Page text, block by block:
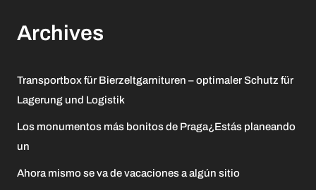
Archives
Transportbox für Bierzeltgarnituren – optimaler Schutz für
Lagerung und Logistik
Los monumentos más bonitos de Praga¿Estás planeando
un
Ahora mismo se va de vacaciones a algún sitio